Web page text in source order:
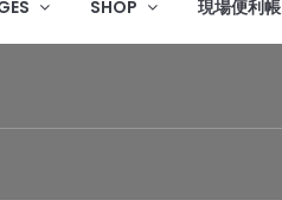
SHOP 現場便利帳